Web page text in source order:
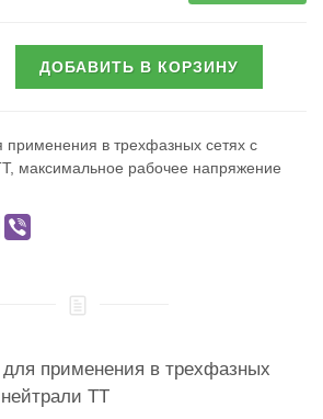
ДОБАВИТЬ В КОРЗИНУ
в трехфазных сетях с
максимальное рабочее напряжение
применения в трехфазных
TT